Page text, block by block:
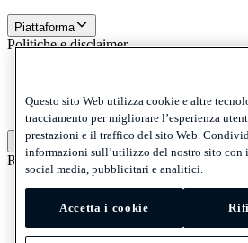
Piattaforma
Politiche e disclaimer
Disclaimer
Politiche e disclaimer
Ricevi la nostra newsletterRicevi la nostra
Privacy
Cookies
Questo sito Web utilizza cookie e altre
tracciamento per migliorare l’esperienza
prestazioni e il traffico del sito Web.
informazioni sull’utilizzo del nostro sito con
social media, pubblicitari e analitici.
Accetta i cookie